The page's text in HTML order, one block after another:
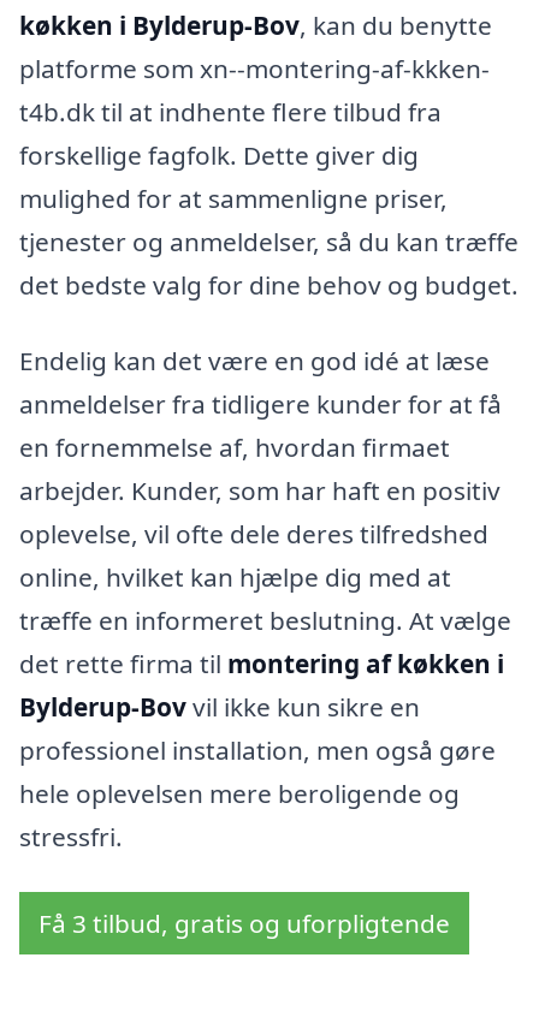
køkken i Bylderup-Bov, kan du benytte
platforme som xn--montering-af-kkken-
t4b.dk til at indhente flere tilbud fra
forskellige fagfolk. Dette giver dig
mulighed for at sammenligne priser,
tjenester og anmeldelser, så du kan træffe
det bedste valg for dine behov og budget.
Endelig kan det være en god idé at læse
anmeldelser fra tidligere kunder for at få
en fornemmelse af, hvordan firmaet
arbejder. Kunder, som har haft en positiv
oplevelse, vil ofte dele deres tilfredshed
online, hvilket kan hjælpe dig med at
træffe en informeret beslutning. At vælge
det rette firma til montering af køkken i
Bylderup-Bovvil ikke kun sikre en
professionel installation, men også gøre
hele oplevelsen mere beroligende og
stressfri.
Få 3 tilbud, gratis og uforpligtende